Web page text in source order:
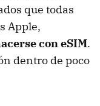
que todas
Apple,
con eSIM.
dentro de poco